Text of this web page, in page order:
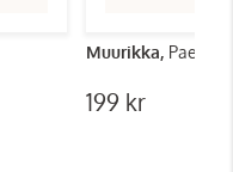
Muurikka, Paella
199 kr